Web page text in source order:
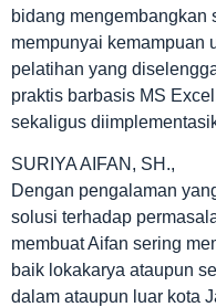
bidang mengembangkan
mempunyai kemampuan
pelatihan yang
praktis barbasis MS
sekaligus
SURIYA AIFAN, SH.,
Dengan pengalaman
solusi terhadap
membuat Aifan sering
baik lokakarya ataupun
dalam ataupun luar kota